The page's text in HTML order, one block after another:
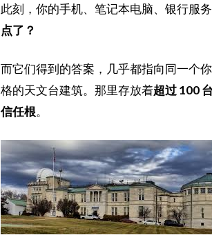
此刻，你的手机、笔记本电脑、银行服
点了？
而它们得到的答案，几乎都指向同一个
格的天文台建筑。那里存放着超过 100
信任根。